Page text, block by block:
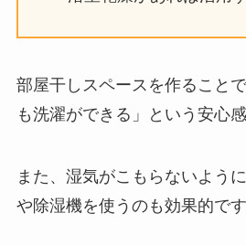
部屋干しスペースを作ること
も洗濯ができる」という安心
また、湿気がこもらないよう
や除湿機を使うのも効果的です